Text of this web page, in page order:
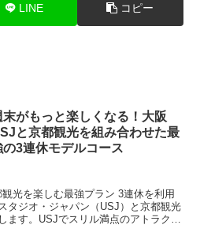
LINE コピー
末がもっと楽しくなる！大阪
と京都観光を組み合わせた最
の3連休モデルコース
光を楽しむ最強プラン 3連休を利用
タジオ・ジャパン（USJ）と京都観光
ます。USJでスリル満点のアトラクシ